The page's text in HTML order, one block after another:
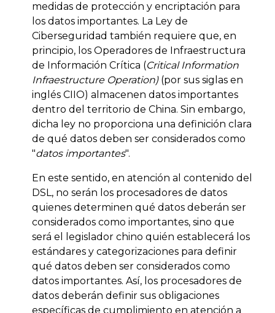
medidas de protección y encriptación para
los datos importantes. La Ley de
Ciberseguridad también requiere que, en
principio, los Operadores de Infraestructura
de Información Crítica (Critical Information
Infraestructure Operation) (por sus siglas en
inglés CIIO) almacenen datos importantes
dentro del territorio de China. Sin embargo,
dicha ley no proporciona una definición clara
de qué datos deben ser considerados como
"datos importantes".
En este sentido, en atención al contenido del
DSL, no serán los procesadores de datos
quienes determinen qué datos deberán ser
considerados como importantes, sino que
será el legislador chino quién establecerá los
estándares y categorizaciones para definir
qué datos deben ser considerados como
datos importantes. Así, los procesadores de
datos deberán definir sus obligaciones
específicas de cumplimiento en atención a